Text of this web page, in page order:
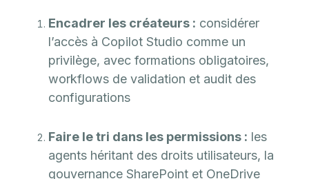
Encadrer les créateurs : considérer
l’accès à Copilot Studio comme un
privilège, avec formations obligatoires,
workflows de validation et audit des
configurations
Faire le tri dans les permissions : les
agents héritant des droits utilisateurs, la
gouvernance SharePoint et OneDrive